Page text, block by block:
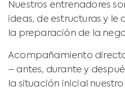
Nuestros entrenadores
ideas, de estructuras y
la preparación de la
Acompañamiento
– antes, durante y
la situación inicial